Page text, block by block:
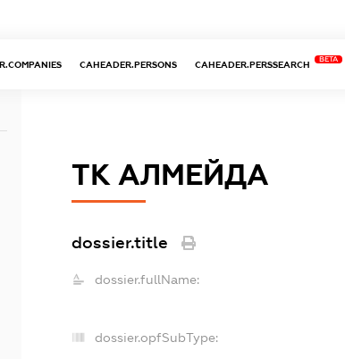
CAHEADER.PERSONS CAHEADER.PERSSEARCH
BETA
ТК АЛМЕЙДА
dossier.title
dossier.fullName:
dossier.opfSubType: